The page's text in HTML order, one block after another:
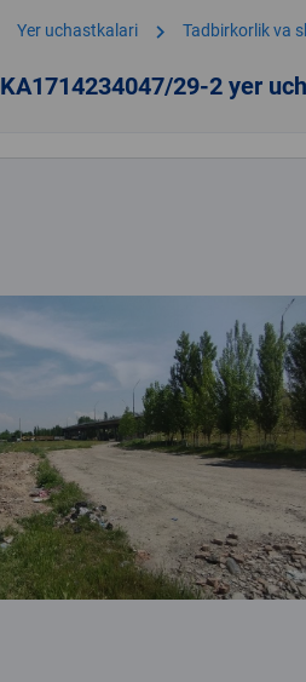
Yer uchastkalari chevron_right Tadbirkorlik va
KA1714234047/29-2 yer